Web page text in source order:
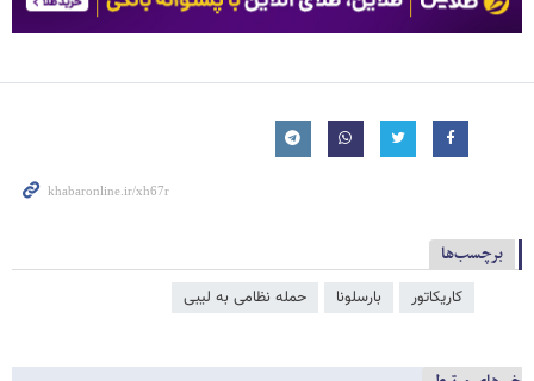
برچسب‌ها
کاریکاتور بارسلونا حمله نظامی به لیبی